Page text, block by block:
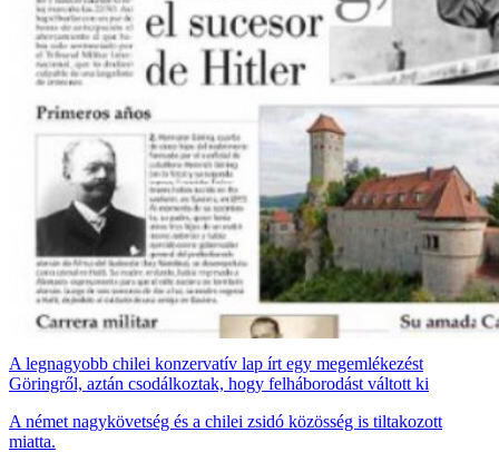
A legnagyobb chilei konzervatív lap írt egy megemlékezést
Göringről, aztán csodálkoztak, hogy felháborodást váltott ki
A német nagykövetség és a chilei zsidó közösség is tiltakozott
miatta.